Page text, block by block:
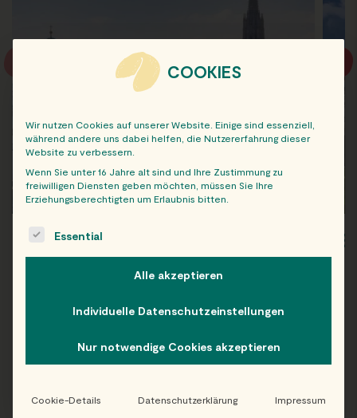
WIEN
Folge uns auf Instagram!
COOKIES
Wir nutzen Cookies auf unserer Website. Einige sind essenziell,
während andere uns dabei helfen, die Nutzererfahrung dieser
Website zu verbessern.
Wenn Sie unter 16 Jahre alt sind und Ihre Zustimmung zu
freiwilligen Diensten geben möchten, müssen Sie Ihre
Erziehungsberechtigten um Erlaubnis bitten.
The following is a list of service groups for which consent
Essential
Alle akzeptieren
Individuelle Datenschutzeinstellungen
Nur notwendige Cookies akzeptieren
Cookie-Details Datenschutzerklärung Impressum